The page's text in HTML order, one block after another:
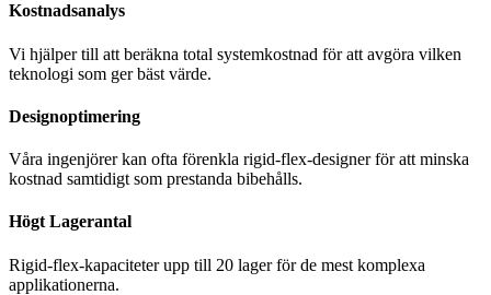
Kostnadsanalys
Vi hjälper till att beräkna total systemkostnad för att avgöra vilken
teknologi som ger bäst värde.
Designoptimering
Våra ingenjörer kan ofta förenkla rigid-flex-designer för att minska
kostnad samtidigt som prestanda bibehålls.
Högt Lagerantal
Rigid-flex-kapaciteter upp till 20 lager för de mest komplexa
applikationerna.